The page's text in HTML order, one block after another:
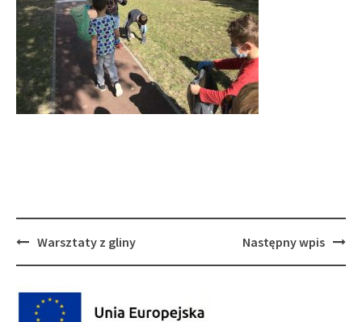
PostWarsztaty z gliny Następny wpis